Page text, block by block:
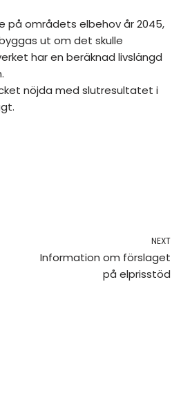
på områdets elbehov år 2045,
ut om det skulle
har en beräknad livslängd
nöjda med slutresultatet i
NEXT
Information om förslaget
på elprisstöd